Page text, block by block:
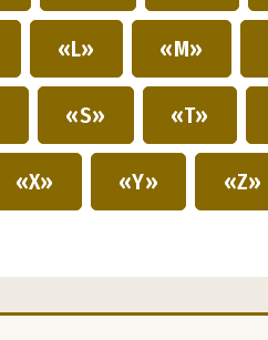
«L» «M»
«S» «T»
«X» «Y» «Z»